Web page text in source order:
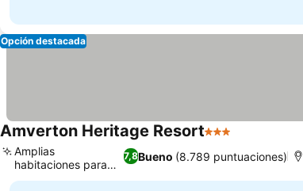
Opción destacada
Amverton Heritage Resort3 Estrellas
7,8Bueno (8.789 puntuaciones)
Amplias
habitaciones para
familias.